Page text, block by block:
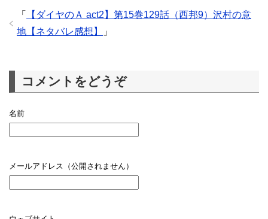
「
【ダイヤのＡ act2】第15巻129話（西邦9）沢村の意
地【ネタバレ感想】
」
コメントをどうぞ
名前
メールアドレス（公開されません）